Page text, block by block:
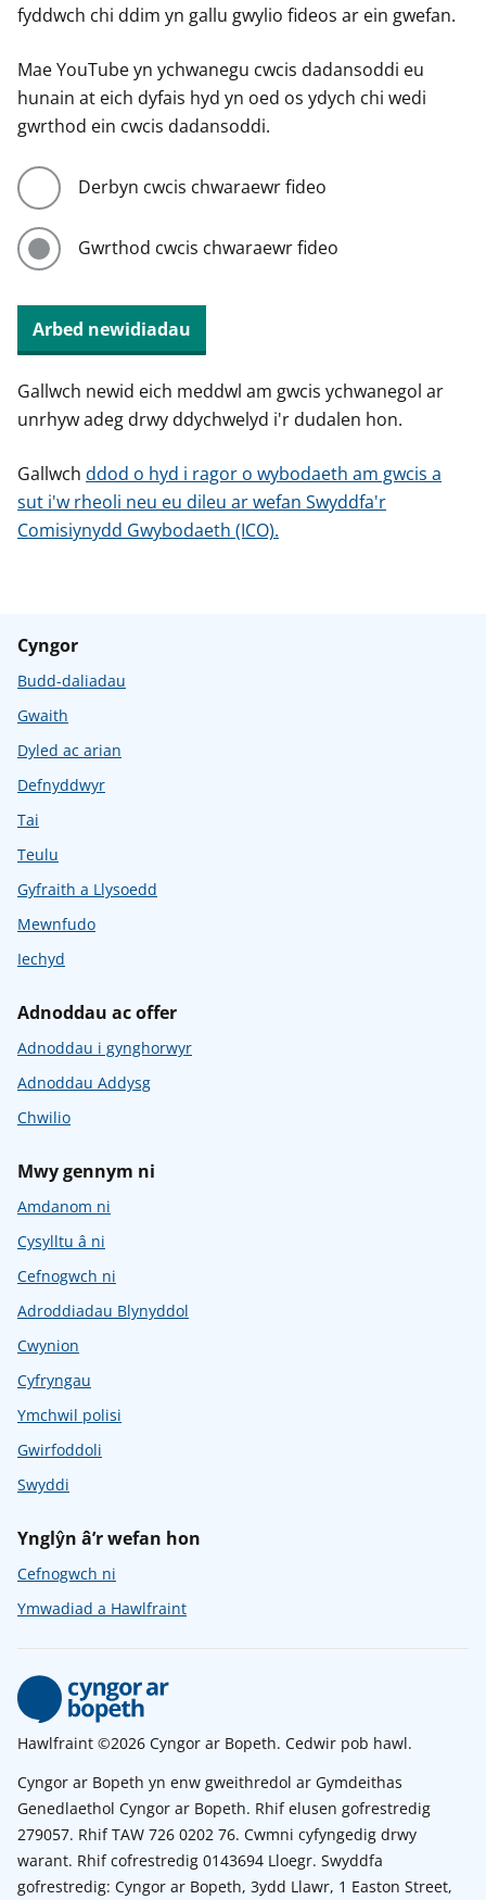
fyddwch chi ddim yn gallu gwylio fideos ar ein gwefan.
Mae YouTube yn ychwanegu cwcis dadansoddi eu
hunain at eich dyfais hyd yn oed os ydych chi wedi
gwrthod ein cwcis dadansoddi.
Derbyn cwcis chwaraewr fideo
Gwrthod cwcis chwaraewr fideo
Arbed newidiadau
Gallwch newid eich meddwl am gwcis ychwanegol ar
unrhyw adeg drwy ddychwelyd i'r dudalen hon.
Gallwch ddod o hyd i ragor o wybodaeth am gwcis a
sut i'w rheoli neu eu dileu ar wefan Swyddfa'r
Comisiynydd Gwybodaeth (ICO).
Cyngor
Budd-daliadau
Gwaith
Dyled ac arian
Defnyddwyr
Tai
Teulu
Gyfraith a Llysoedd
Mewnfudo
Iechyd
Adnoddau ac offer
Adnoddau i gynghorwyr
Adnoddau Addysg
Chwilio
Mwy gennym ni
Amdanom ni
Cysylltu â ni
Cefnogwch ni
Adroddiadau Blynyddol
Cwynion
Cyfryngau
Ymchwil polisi
Gwirfoddoli
Swyddi
Ynglŷn â’r wefan hon
Cefnogwch ni
Ymwadiad a Hawlfraint
Hawlfraint ©2026 Cyngor ar Bopeth. Cedwir pob hawl.
Cyngor ar Bopeth yn enw gweithredol ar Gymdeithas
Genedlaethol Cyngor ar Bopeth. Rhif elusen gofrestredig
279057. Rhif TAW 726 0202 76. Cwmni cyfyngedig drwy
warant. Rhif cofrestredig 0143694 Lloegr. Swyddfa
gofrestredig: Cyngor ar Bopeth, 3ydd Llawr, 1 Easton Street,